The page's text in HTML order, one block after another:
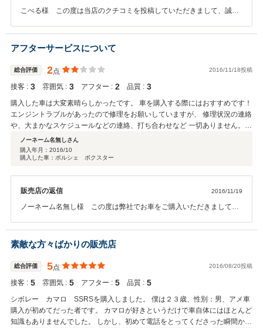
らのお店で相談に乗って欲しいと思ってます。
こべる様 この度は当店のクチコミを投稿していただきまして、誠に
座います。 色々なお車を何台も乗られてきたこべる様に気に入って頂
ける一台を販売できて、当店といたしましても大変光栄でございまし
た！少々お住まいとは距離が御座いますが、年に2回、無料の点検キ
ャンペーン等も行っておりますので、お気軽にご来店いただけました
ら幸いです。お付き合いはこれからが大切と考えておりますので、こ
れからもこべる様のご期待を裏切らぬよう、しっかりとフォローさせ
て頂きます。どうぞよろしくお願い致します。
アフターサービスについて
総合評価 2点 2016/11/18投稿
接客 : 3 雰囲気 : 3 アフター : 2 品質 : 3
購入した車は大変素晴らしかったです。 車を購入する際にはおすすめです！
エンジントラブルがあったので修理をお願いしていますが、 修理状況の連絡
や、大まかなスケジュールなどの連絡、打ち合わせなど 一切ありません。
保証期間が切れてから修理代を・・・ということにならないか心配していま
す。 代車も用意いただけなかったので、残念でした。 アフターサービスを
まかせていいか不安になりました。
ノーネーム名無しさん
購入年月： 2016/10
購入した車：ポルシェ ボクスター
販売店の返信 2016/11/19
ノーネーム名無し様 この度は弊社でお車をご購入いただきまして、
います。 現在、お車をお預かりさせていただいておりまして、大変ご
不便、ご心配をお掛けしてしまい、申し訳御座いません。 エンジン不
調の原因箇所の特定にお時間がかかってしまっておりますが、しっか
りと問題を解決した状態でお返しが出来るように、現在進めておりま
すので、もう少々お待ちいただければと思います。 また代車の件に関
しましても、常時10台程度ご準備をしてはおりますが、あいにく全て
お貸出し中となってしまっておりまして、ご準備が出来ず、申し訳御
座いませんでした。 ご連絡不足により、ご心配をお掛けしてしまって
おりますが、しっかりを整備を致しまして、お返しさせていただきま
素敵な方々ばかりの販売店
総合評価 5点 2016/08/20投稿
接客 : 5 雰囲気 : 5 アフター : 5 品質 : 5
シボレー カマロ SSRSを購入しました。 僕は２３歳、性別：男、アメ車
購入が初めてだった者です。 カマロが好きというだけで車自体にはほとんど
知識もありませんでした。 しかし、初めて電話をとってくださった瞬間から